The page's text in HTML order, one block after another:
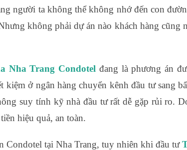
người ta không thể không nhớ đến con
không phải dự án nào khách hàng
Nha Trang Condotel đang là phương án
ở ngân hàng chuyển kênh đầu tư sang
suy tính kỹ nhà đầu tư rất dễ gặp rủi ro.
hiệu quả, an toàn.
Condotel tại Nha Trang, tuy nhiên khi đầu tư